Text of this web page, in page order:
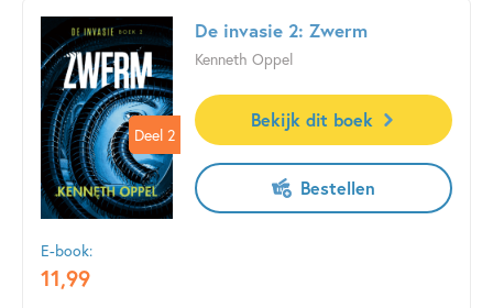
Deel 2
Deel 2
E-book:
11,99
De invasie 2: Zwerm
Kenneth Oppel
Bekijk dit boek
Bestellen